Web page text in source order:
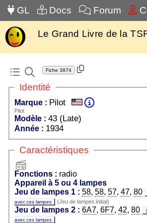
GL Docs Forum
Le Grand Livre de la
Fiche 3874
Identité
Marque : Pilot
Pilot
Modèle : 43 (Late)
Année : 1934
Caractéristiques
Fonctions : radio
Appareil à 5 ou 4 lampes
Jeu de lampes 1 : 58, 58, 57, 47, 80
avec ces lampes
(Jeu de lampes initial)
Jeu de lampes 2 : 6A7, 6F7, 42, 80
avec ces lampes